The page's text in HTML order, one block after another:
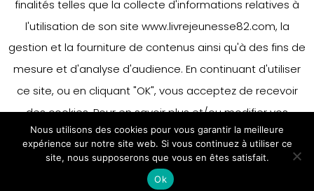
finalités telles que la collecte d'informations relatives à
l'utilisation de son site www.livrejeunesse82.com, la
gestion et la fourniture de contenus ainsi qu'à des fins de
mesure et d'analyse d'audience. En continuant d'utiliser
ce site, ou en cliquant "OK", vous acceptez de recevoir
des cookies. Pour en savoir plus et/ou modifier vos
préférences en matière de cookies, merci de vous référer
à notre politique sur les cookies.
Accepter
En savoir plus
Nous utilisons des cookies pour vous garantir la meilleure
expérience sur notre site web. Si vous continuez à utiliser ce
site, nous supposerons que vous en êtes satisfait.
Ok